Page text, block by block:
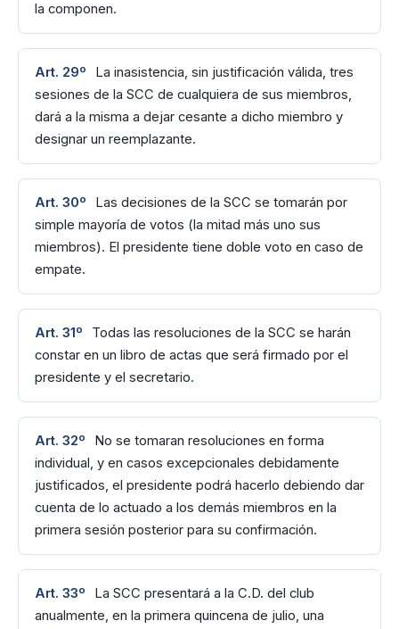
la componen.
Art. 29º
La inasistencia, sin justificación válida, tres
sesiones de la SCC de cualquiera de sus miembros,
dará a la misma a dejar cesante a dicho miembro y
designar un reemplazante.
Art. 30º
Las decisiones de la SCC se tomarán por
simple mayoría de votos (la mitad más uno sus
miembros). El presidente tiene doble voto en caso de
empate.
Art. 31º
Todas las resoluciones de la SCC se harán
constar en un libro de actas que será firmado por el
presidente y el secretario.
Art. 32º
No se tomaran resoluciones en forma
individual, y en casos excepcionales debidamente
justificados, el presidente podrá hacerlo debiendo dar
cuenta de lo actuado a los demás miembros en la
primera sesión posterior para su confirmación.
Art. 33º
La SCC presentará a la C.D. del club
anualmente, en la primera quincena de julio, una